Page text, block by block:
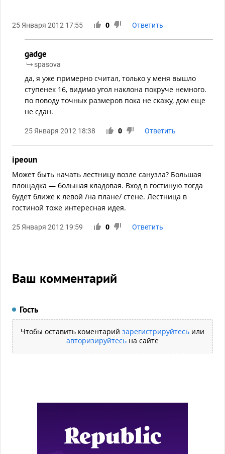
25 Января 2012 17:55 0 Ответить
gadge
spasova
да, я уже примерно считал, только у меня вышло
ступенек 16, видимо угол наклона покруче немного.
по поводу точных размеров пока не скажу, дом еще
не сдан.
25 Января 2012 18:38 0 Ответить
ipeoun
Может быть начать лестницу возле санузла? Большая
площадка — большая кладовая. Вход в гостиную тогда
будет ближе к левой /на плане/ стене. Лестница в
гостиной тоже интересная идея.
25 Января 2012 19:59 0 Ответить
Ваш комментарий
Гость
Чтобы оставить коментарий зарегистрируйтесь или
авторизируйтесь на сайте